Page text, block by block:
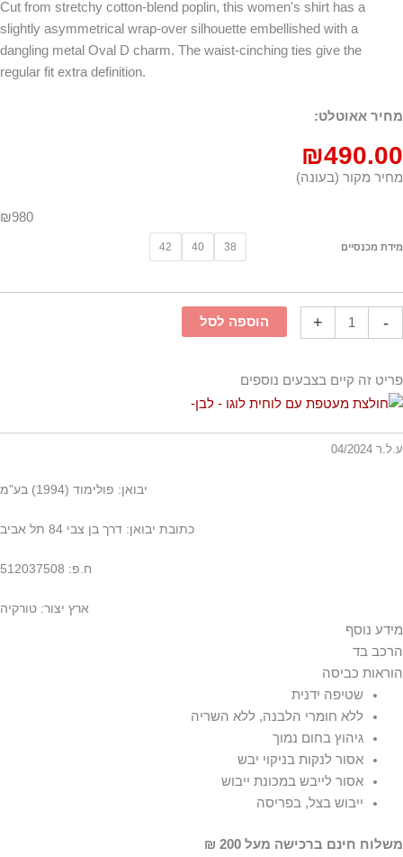
Cut from stretchy cotton-blend poplin, this women's shirt has a
slightly asymmetrical wrap-over silhouette embellished with a
dangling metal Oval D charm. The waist-cinching ties give the
regular fit extra definition.
מחיר אאוטלט:
₪490.00
מחיר מקור (בעונה)
₪980
מידת מכנסיים 38
40
42
-
+ הוספה לסל
פריט זה קיים בצבעים נוספים
ע.ל.ר 04/2024
יבואן: פולימוד (1994) בע"מ
כתובת יבואן: דרך בן צבי 84 תל אביב
ח.פ: 512037508
ארץ יצור: טורקיה
מידע נוסף
סגנון קשירה, חגורת מותן נקשרת עצמית
הרכב בד
67% כותנה 30% פוליאמיד-ניילון 3% אלסטן-ספנדקס
הוראות כביסה
שטיפה ידנית
ללא חומרי הלבנה, ללא השריה
גיהוץ בחום נמוך
אסור לנקות בניקוי יבש
אסור לייבש במכונת ייבוש
ייבוש בצל, בפריסה
משלוח חינם ברכישה מעל 200 ₪